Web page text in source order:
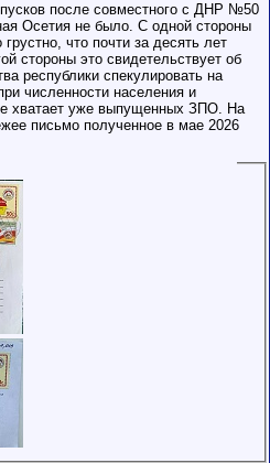
после совместного с ДНР №50
Осетия не было. С одной стороны
что почти за десять лет
стороны это свидетельствует об
республики спекулировать на
численности населения и
хватает уже выпущенных ЗПО. На
письмо полученное в мае 2026